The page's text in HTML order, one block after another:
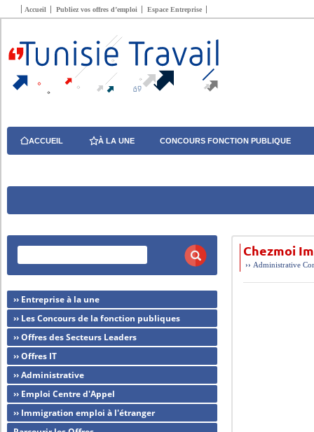
Accueil Publiez vos offres d’emploi Espace Entreprise
ACCUEIL À LA UNE CONCOURS FONCTION PUBLIQUE
Chezmoi
›› Administrative
›› Entreprise à la une
›› Les Concours de la fonction publiques
›› Offres des Secteurs Leaders
›› Offres IT
›› Administrative
›› Emploi Centre d'Appel
›› Immigration emploi à l'étranger